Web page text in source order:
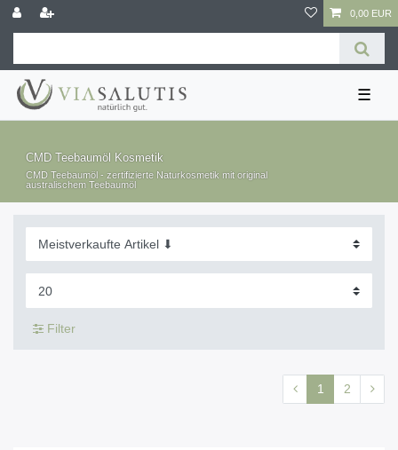
0,00 EUR
☰
CMD Teebaumöl Kosmetik
CMD Teebaumöl - zertifizierte Naturkosmetik mit original
australischem Teebaumöl
Filter
1 2